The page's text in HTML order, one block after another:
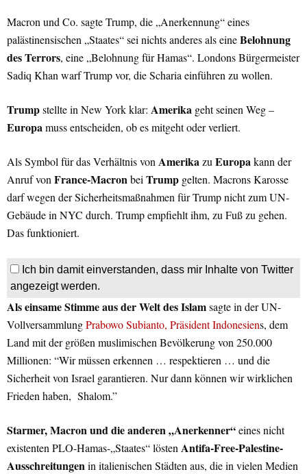
Macron und Co. sagte Trump, die „Anerkennung“ eines
palästinensischen „Staates“ sei nichts anderes als eineBelohnung
des Terrors, eine „Belohnung für Hamas“. Londons Bürgermeister
Sadiq Khan warf Trump vor, die Scharia einführen zu wollen.
Trumpstellte in New York klar: Amerika geht seinen Weg –
Europamuss entscheiden, ob es mitgeht oder verliert.
Als Symbol für das Verhältnis vonAmerikazuEuropakann der
Anruf vonFrance-MacronbeiTrump gelten. Macrons Karosse
darf wegen der Sicherheitsmaßnahmen für Trump nicht zum UN-
Gebäude in NYC durch. Trump empfiehlt ihm, zu Fuß zu gehen.
Das funktioniert.
Ich bin damit einverstanden, dass mir Inhalte von Twitter
angezeigt werden.
Als einsame Stimme aus der Welt des Islamsagtein der UN-
VollversammlungPrabowo Subianto, Präsident Indonesiens, dem
Land mit der größen muslimischen Bevölkerung von 250.000
Millionen: “Wir müssen erkennen … respektieren … und die
Sicherheit von Israel garantieren. Nur dann können wir wirklichen
Frieden haben, Shalom.”
Starmer, Macron und die anderen „Anerkenner“eines nicht
existenten PLO-Hamas-„Staates“ löstenAntifa-Free-Palestine-
Ausschreitungenin italienischen Städten aus, die in vielen Medien